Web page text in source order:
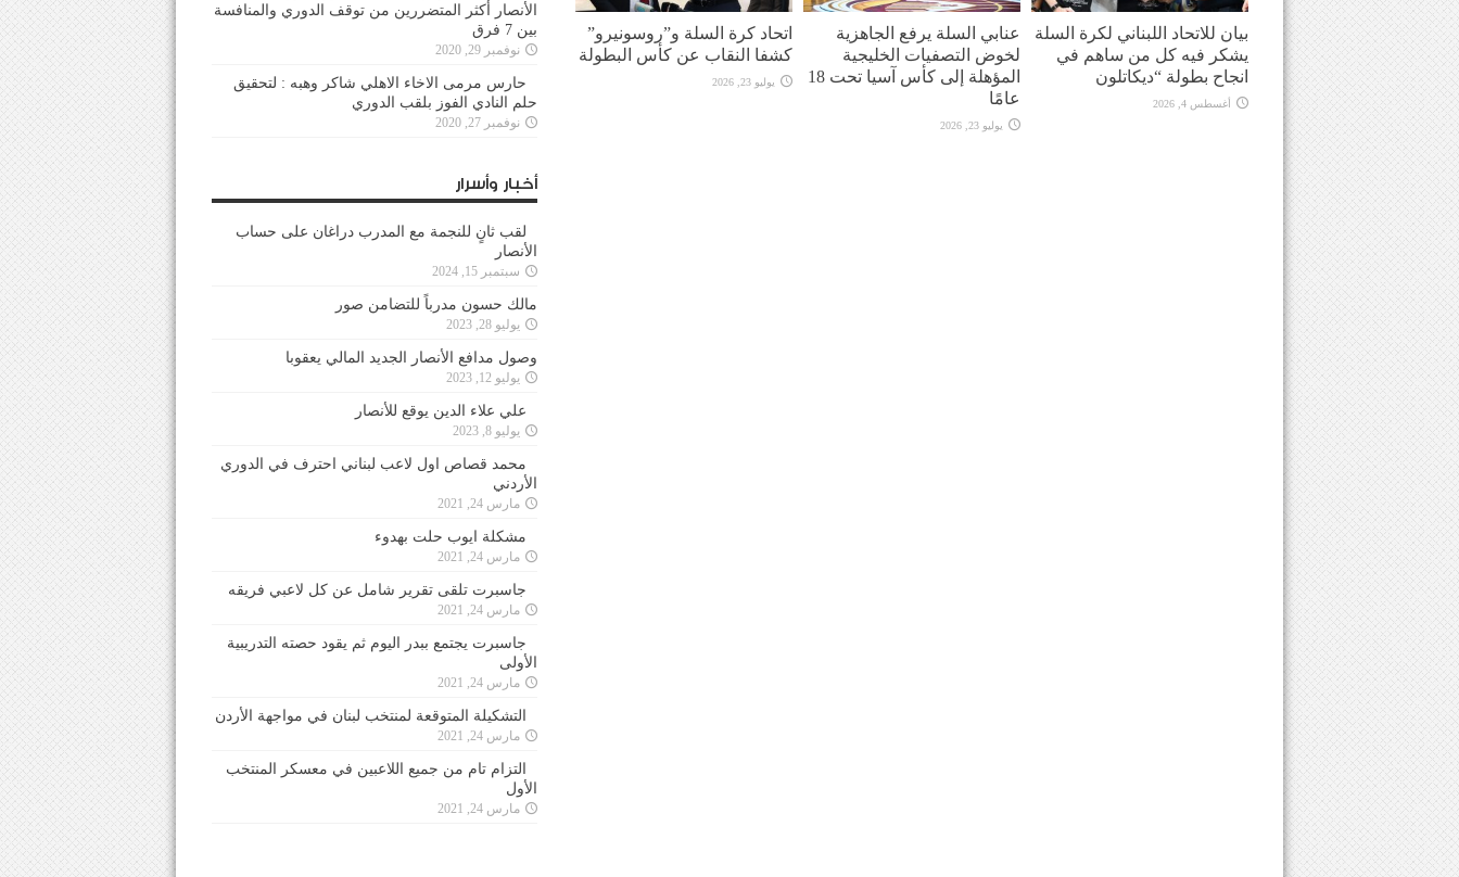
بيان للاتحاد اللبناني لكرة السلة
يشكر فيه كل من ساهم في
انجاح بطولة “ديكاتلون
أغسطس 4, 2026
عنابي السلة يرفع الجاهزية
لخوض التصفيات الخليجية
المؤهلة إلى كأس آسيا تحت 18
عامًا
يوليو 23, 2026
اتحاد كرة السلة و”روسونيرو”
كشفا النقاب عن كأس البطولة
يوليو 23, 2026
الأنصار أكثر المتضررين من توقف الدوري والمنافسة
بين 7 فرق
نوفمبر 29, 2020
حارس مرمى الاخاء الاهلي شاكر وهبه : لتحقيق
حلم النادي الفوز بلقب الدوري
نوفمبر 27, 2020
أخبار وأسرار
لقب ثانٍ للنجمة مع المدرب دراغان على حساب
الأنصار
سبتمبر 15, 2024
مالك حسون مدرباً للتضامن صور
يوليو 28, 2023
وصول مدافع الأنصار الجديد المالي يعقوبا
يوليو 12, 2023
علي علاء الدين يوقع للأنصار
يوليو 8, 2023
محمد قصاص اول لاعب لبناني احترف في الدوري
الأردني
مارس 24, 2021
مشكلة ايوب حلت بهدوء
مارس 24, 2021
جاسبرت تلقى تقرير شامل عن كل لاعبي فريقه
مارس 24, 2021
جاسبرت يجتمع ببدر اليوم ثم يقود حصته التدريبية
الأولى
مارس 24, 2021
التشكيلة المتوقعة لمنتخب لبنان في مواجهة الأردن
مارس 24, 2021
التزام تام من جميع اللاعبين في معسكر المنتخب
الأول
مارس 24, 2021